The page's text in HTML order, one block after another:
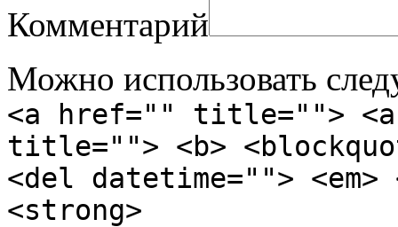
Комментарий
Можно использовать
<a href="" title="">
title=""> <b>
<del datetime="">
<strong>